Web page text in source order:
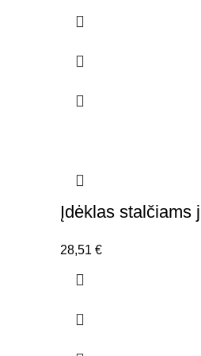
Įdėklas stalčiams
28,51 €